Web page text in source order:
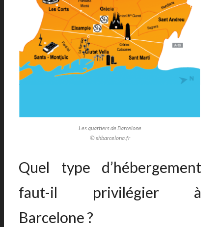
Les quartiers de Barcelone
© shbarcelona.fr
Quel type d’hébergement
faut-il privilégier à
Barcelone ?